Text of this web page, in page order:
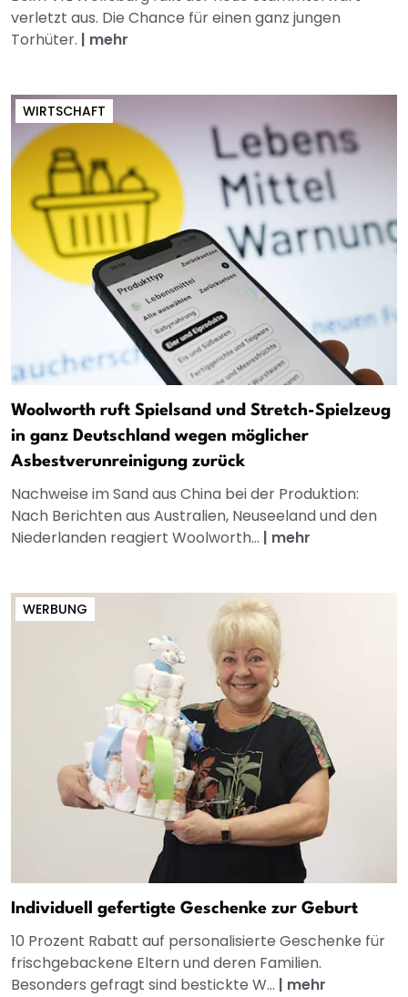
verletzt aus. Die Chance für einen ganz jungen
Torhüter. | mehr
WIRTSCHAFT
Woolworth ruft Spielsand und Stretch-Spielzeug
in ganz Deutschland wegen möglicher
Asbestverunreinigung zurück
Nachweise im Sand aus China bei der Produktion:
Nach Berichten aus Australien, Neuseeland und den
Niederlanden reagiert Woolworth... | mehr
WERBUNG
Individuell gefertigte Geschenke zur Geburt
10 Prozent Rabatt auf personalisierte Geschenke für
frischgebackene Eltern und deren Familien.
Besonders gefragt sind bestickte W... | mehr